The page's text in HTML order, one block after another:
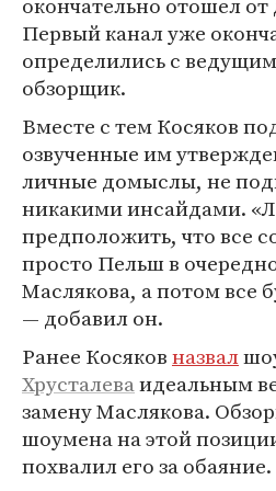
Первый канал уже
определились с
обзорщик.
Вместе с тем Косяков
озвученные им
личные домыслы, не
никакими инсайдами.
предположить, что все
просто Пельш в
Маслякова, а потом все
— добавил он.
Ранее Косяковназвал
Хрусталеваидеальным
замену Маслякова.
шоумена на этой
похвалил его за обаяние.